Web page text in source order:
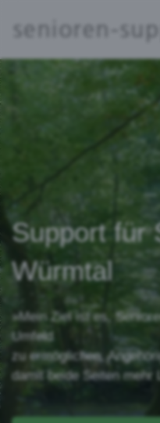
Support für
Würmtal
»Mein Ziel ist es,
Umfeld
zu ermöglichen,
damit beide Seiten mehr